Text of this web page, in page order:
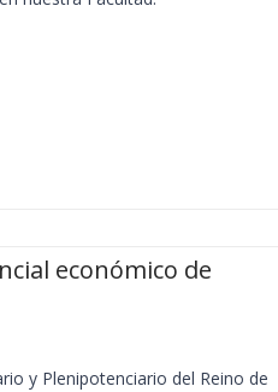
económico de
y Plenipotenciario del Reino de